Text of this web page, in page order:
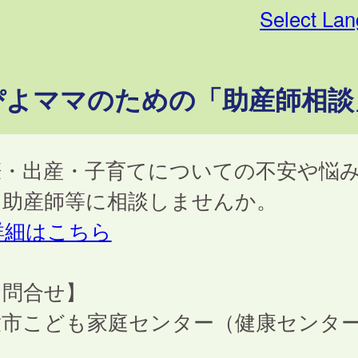
Select
ママのための「助産師相談
出産・子育てについての不安や悩
産師等に相談しませんか。
はこちら
合せ】
こども家庭センター（健康センタ